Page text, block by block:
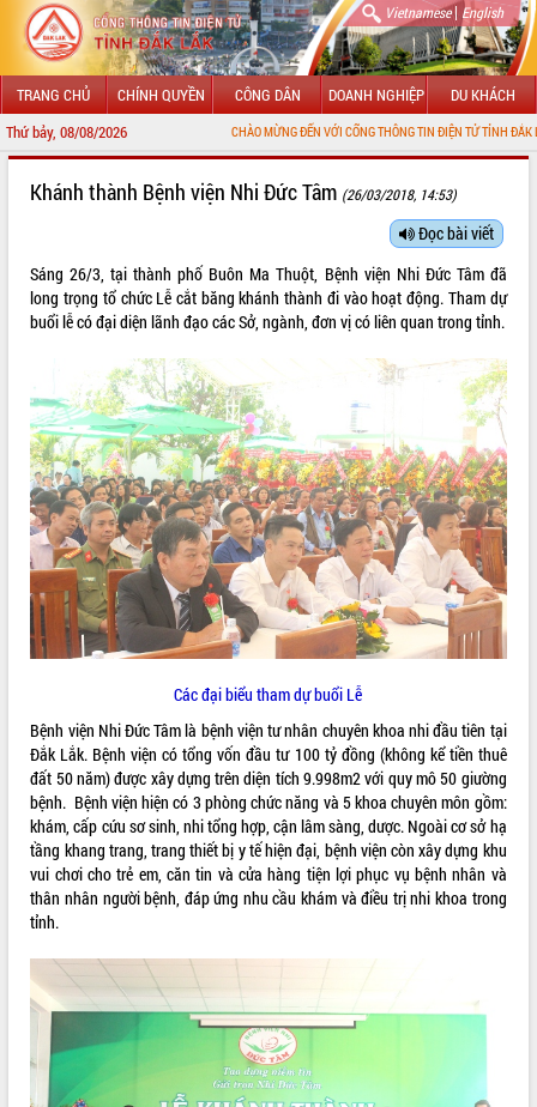
Vietnamese| English
TRANG CHỦ CHÍNH QUYỀN CÔNG DÂN DOANH NGHIỆP DU KHÁCH
Thứ bảy, 08/08/2026 CHÀO MỪNG ĐẾN VỚI CỔNG THÔNG TIN ĐIỆN TỬ TỈNH ĐẮK LẮK
TIN TỨC SỰ KIỆN
SỞ, BAN, NGÀNH
UBND CÁC XÃ, PHƯỜNG
THÔNG TIN CHỈ ĐẠO ĐIỀU HÀNH
HỆ THỐNG VĂN BẢN
VĂN BẢN HĐND TỈNH
ĐIỂM TIN VĂN BẢN
QUY HOẠCH - KẾ HOẠCH
Khánh thành Bệnh viện Nhi Đức Tâm (26/03/2018, 14:53)
Đọc bài viết
Sáng 26/3, tại thành phố Buôn Ma Thuột, Bệnh viện Nhi Đức Tâm đã
long trọng tổ chức Lễ cắt băng khánh thành đi vào hoạt động. Tham dự
buổi lễ có đại diện lãnh đạo các Sở, ngành, đơn vị có liên quan trong tỉnh.
Các đại biểu tham dự buổi Lễ
Bệnh viện Nhi Đức Tâm là bệnh viện tư nhân chuyên khoa nhi đầu tiên tại
Đắk Lắk. Bệnh viện có tổng vốn đầu tư 100 tỷ đồng (không kể tiền thuê
đất 50 năm) được xây dựng trên diện tích 9.998m2 với quy mô 50 giường
bệnh. Bệnh viện hiện có 3 phòng chức năng và 5 khoa chuyên môn gồm:
khám, cấp cứu sơ sinh, nhi tổng hợp, cận lâm sàng, dược. Ngoài cơ sở hạ
tầng khang trang, trang thiết bị y tế hiện đại, bệnh viện còn xây dựng khu
vui chơi cho trẻ em, căn tin và cửa hàng tiện lợi phục vụ bệnh nhân và
thân nhân người bệnh, đáp ứng nhu cầu khám và điều trị nhi khoa trong
tỉnh.